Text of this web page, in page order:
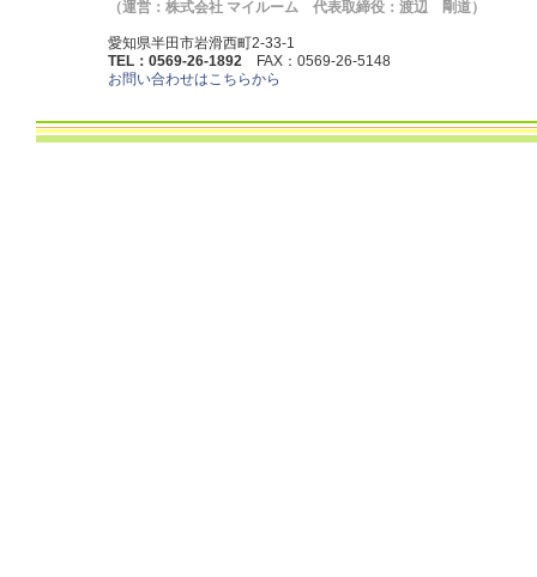
（運営：株式会社 マイルーム 代表取締役：渡辺 剛道）
愛知県半田市岩滑西町2-33-1
TEL：0569-26-1892 FAX：0569-26-5148
お問い合わせはこちらから